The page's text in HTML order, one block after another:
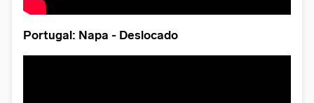
Portugal: Napa - Deslocado